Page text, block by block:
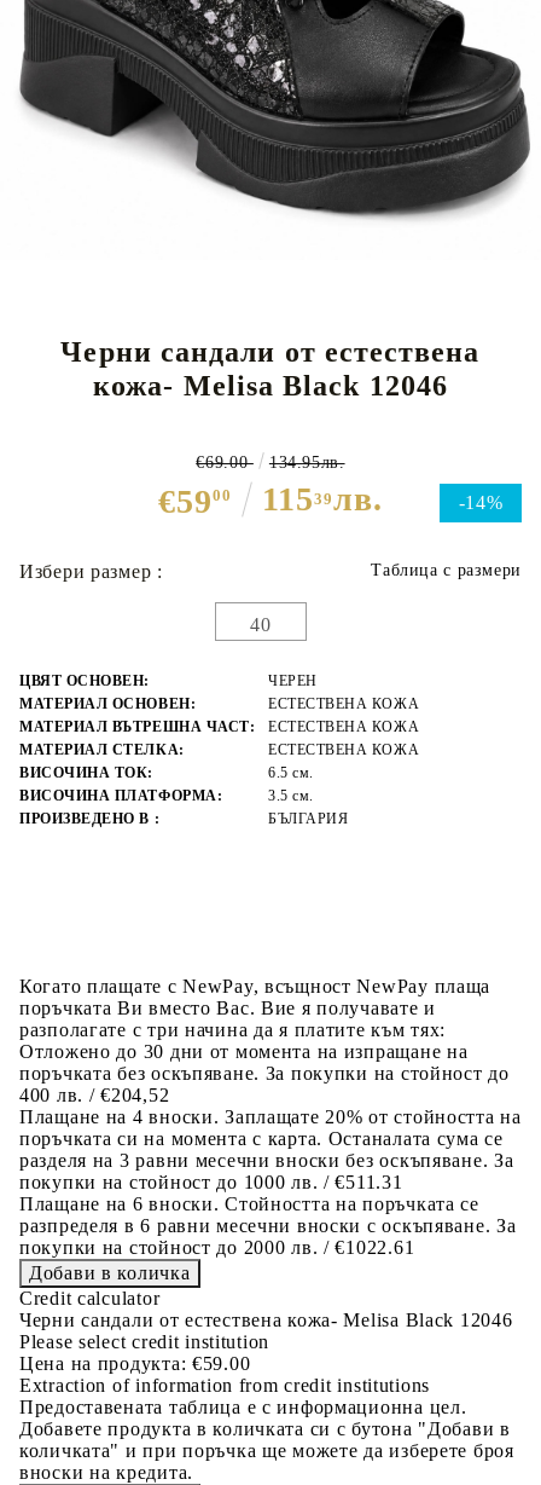
Черни сандали от естествена
кожа- Melisa Black 12046
-14%
€5900 11539лв.
€69.00 134.95лв.
Избери размер : Таблица с размери
40
ЦВЯТ ОСНОВЕН:
ЧЕРЕН
МАТЕРИАЛ ОСНОВЕН:
ЕСТЕСТВЕНА КОЖА
МАТЕРИАЛ ВЪТРЕШНА ЧАСТ:
ЕСТЕСТВЕНА КОЖА
МАТЕРИАЛ СТЕЛКА:
ЕСТЕСТВЕНА КОЖА
ВИСОЧИНА ТОК:
6.5 см.
ВИСОЧИНА ПЛАТФОРМА:
3.5 см.
ПРОИЗВЕДЕНО В :
БЪЛГАРИЯ
Когато плащате с NewPay, всъщност NewPay плаща
поръчката Ви вместо Вас. Вие я получавате и
разполагате с три начина да я платите към тях:
Отложено до 30 дни от момента на изпращане на
поръчката без оскъпяване. За покупки на стойност до
400 лв. / €204,52
Плащане на 4 вноски. Заплащате 20% от стойността на
поръчката си на момента с карта. Останалата сума се
разделя на 3 равни месечни вноски без оскъпяване. За
покупки на стойност до 1000 лв. / €511.31
Плащане на 6 вноски. Стойността на поръчката се
разпределя в 6 равни месечни вноски с оскъпяване. За
покупки на стойност до 2000 лв. / €1022.61
Credit calculator
Черни сандали от естествена кожа- Melisa Black 12046
Please select credit institution
Цена на продукта: €59.00
Extraction of information from credit institutions
Предоставената таблица е с информационна цел.
Добавете продукта в количката си с бутона "Добави в
количката" и при поръчка ще можете да изберете броя
вноски на кредита.